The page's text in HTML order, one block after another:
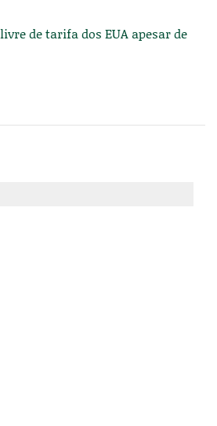
de tarifa dos EUA apesar de